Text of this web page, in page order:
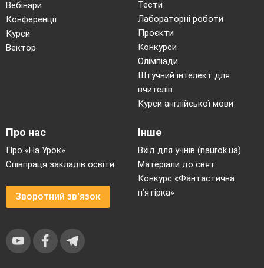
Вебінари
Конференції
Курси
Вектор
Тести
Лабораторні роботи
Проєкти
Конкурси
Олімпіади
Штучний інтелект для
вчителів
Курси англійської мови
Про нас
Про «На Урок»
Співпраця закладів освіти
Зворотний зв'язок
Інше
Вхід для учнів (naurok.ua)
Матеріали до свят
Конкурс «Фантастична
п’ятірка»